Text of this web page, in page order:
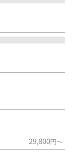
29,800円～